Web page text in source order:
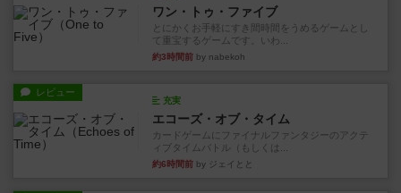
ワン・トゥ・ファイブ
とにかくお手軽にすき間時間をうめるゲームとし
て重宝するゲームです。いわ...
約3時間前 by nabekoh
レビュー
充実
エコーズ・オブ・タイム
カードゲームにファイナルファンタジーのアクテ
ィブタイムバトル（もしくは...
約6時間前 by ジェイとと